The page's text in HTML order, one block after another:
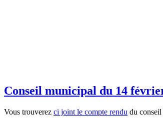
Conseil municipal du 14
Vous trouverez ci joint le compte rendu du